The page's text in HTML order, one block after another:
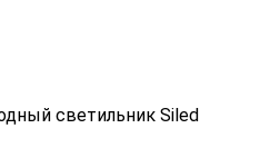
светильник Siled